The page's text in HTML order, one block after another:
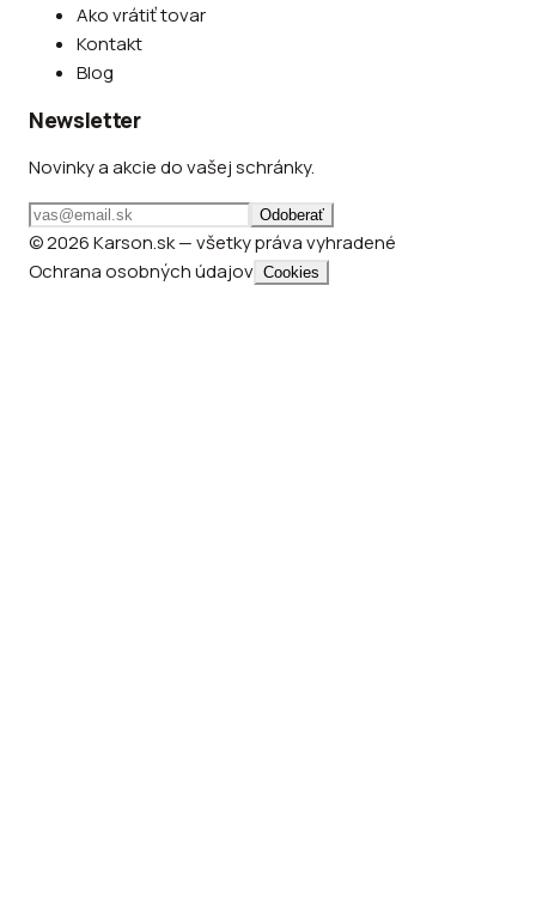
Ako vrátiť tovar
Kontakt
Blog
Newsletter
Novinky a akcie do vašej schránky.
Odoberať
© 2026 Karson.sk — všetky práva vyhradené
Ochrana osobných údajov Cookies